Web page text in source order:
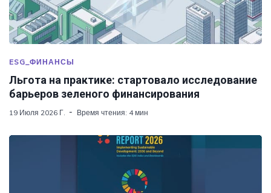
ESG_ФИНАНСЫ
Льгота на практике: стартовало исследование
барьеров зеленого финансирования
19 Июля 2026 Г. Время чтения: 4 мин